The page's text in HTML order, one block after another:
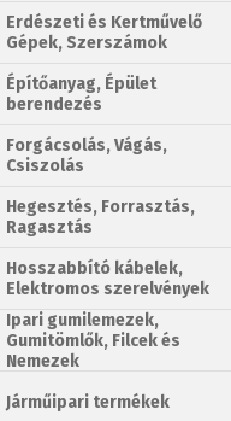
Erdészeti és Kertművelő
Gépek, Szerszámok
Építőanyag, Épület
berendezés
Forgácsolás, Vágás,
Csiszolás
Hegesztés, Forrasztás,
Ragasztás
Hosszabbító kábelek,
Elektromos szerelvények
Ipari gumilemezek,
Gumitömlők, Filcek és
Nemezek
Járműipari termékek